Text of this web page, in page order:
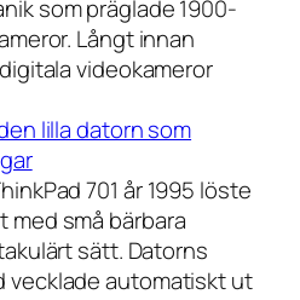
som präglade 1900-
Långt innan
videokameror
lilla datorn som
701 år 1995 löste
små bärbara
sätt. Datorns
vecklade automatiskt ut